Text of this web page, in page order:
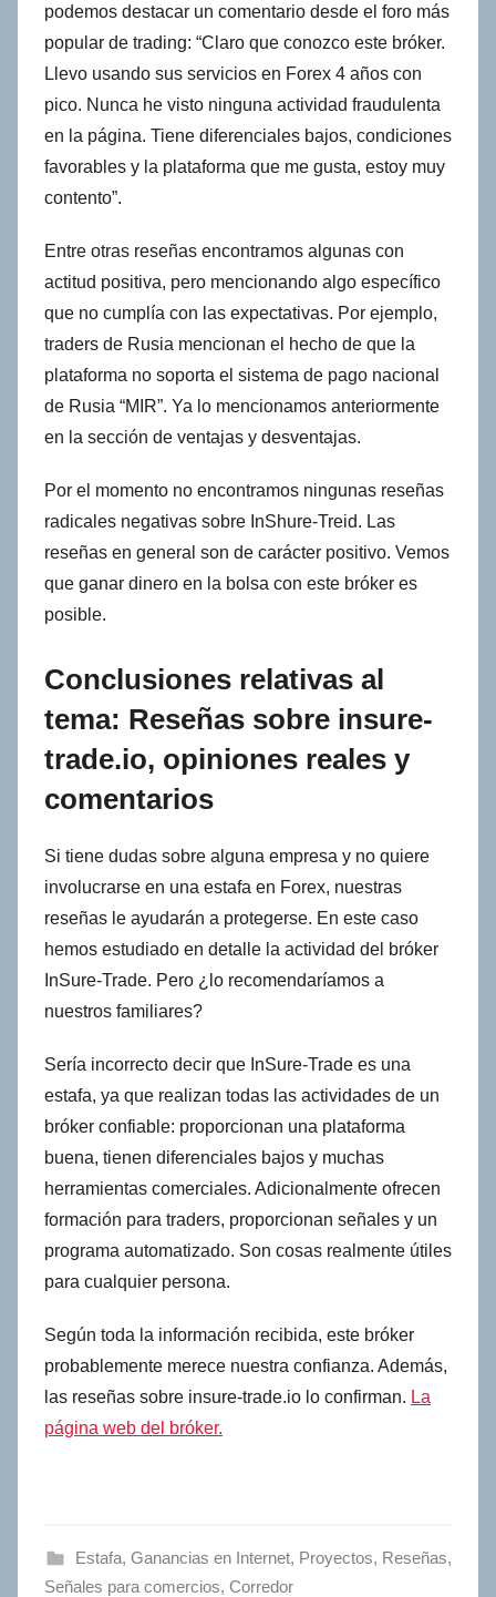
podemos destacar un comentario desde el foro más
popular de trading: “Claro que conozco este bróker.
Llevo usando sus servicios en Forex 4 años con
pico. Nunca he visto ninguna actividad fraudulenta
en la página. Tiene diferenciales bajos, condiciones
favorables y la plataforma que me gusta, estoy muy
contento”.
Entre otras reseñas encontramos algunas con
actitud positiva, pero mencionando algo específico
que no cumplía con las expectativas. Por ejemplo,
traders de Rusia mencionan el hecho de que la
plataforma no soporta el sistema de pago nacional
de Rusia “MIR”. Ya lo mencionamos anteriormente
en la sección de ventajas y desventajas.
Por el momento no encontramos ningunas reseñas
radicales negativas sobre InShure-Treid. Las
reseñas en general son de carácter positivo. Vemos
que ganar dinero en la bolsa con este bróker es
posible.
Conclusiones relativas al
tema: Reseñas sobre insure-
trade.io, opiniones reales y
comentarios
Si tiene dudas sobre alguna empresa y no quiere
involucrarse en una estafa en Forex, nuestras
reseñas le ayudarán a protegerse. En este caso
hemos estudiado en detalle la actividad del bróker
InSure-Trade. Pero ¿lo recomendaríamos a
nuestros familiares?
Sería incorrecto decir que InSure-Trade es una
estafa, ya que realizan todas las actividades de un
bróker confiable: proporcionan una plataforma
buena, tienen diferenciales bajos y muchas
herramientas comerciales. Adicionalmente ofrecen
formación para traders, proporcionan señales y un
programa automatizado. Son cosas realmente útiles
para cualquier persona.
Según toda la información recibida, este bróker
probablemente merece nuestra confianza. Además,
las reseñas sobre insure-trade.io lo confirman. La
página web del bróker.
Estafa, Ganancias en Internet, Proyectos, Reseñas,
Señales para comercios, Сorredor